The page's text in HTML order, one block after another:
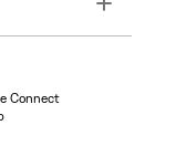
Connect